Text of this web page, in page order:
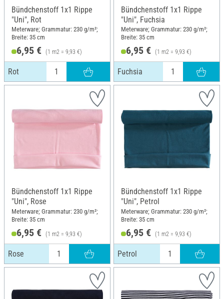
Bündchenstoff 1x1 Rippe
"Uni", Rot
Meterware; Grammatur: 230 g/m²;
Breite: 35 cm
6,95 € (1 m2 = 9,93 €)
Rot
Bündchenstoff 1x1 Rippe
"Uni", Fuchsia
Meterware; Grammatur: 230 g/m²;
Breite: 35 cm
6,95 € (1 m2 = 9,93 €)
Fuchsia
Bündchenstoff 1x1 Rippe
"Uni", Rose
Meterware; Grammatur: 230 g/m²;
Breite: 35 cm
6,95 € (1 m2 = 9,93 €)
Rose
Bündchenstoff 1x1 Rippe
"Uni", Petrol
Meterware; Grammatur: 230 g/m²;
Breite: 35 cm
6,95 € (1 m2 = 9,93 €)
Petrol